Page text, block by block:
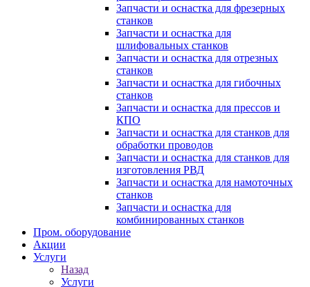
Запчасти и оснастка для фрезерных
станков
Запчасти и оснастка для
шлифовальных станков
Запчасти и оснастка для отрезных
станков
Запчасти и оснастка для гибочных
станков
Запчасти и оснастка для прессов и
КПО
Запчасти и оснастка для станков для
обработки проводов
Запчасти и оснастка для станков для
изготовления РВД
Запчасти и оснастка для намоточных
станков
Запчасти и оснастка для
комбинированных станков
Пром. оборудование
Акции
Услуги
Назад
Услуги